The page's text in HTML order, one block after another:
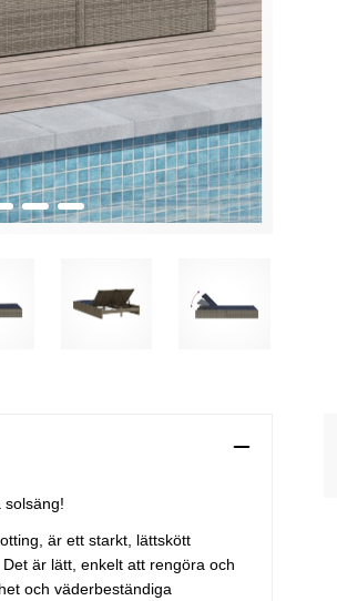
solsäng!
är ett starkt, lättskött
är lätt, enkelt att rengöra och
och väderbeständiga